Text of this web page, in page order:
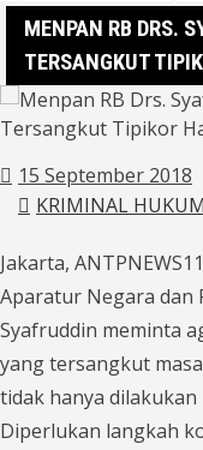
MENPAN RB DRS.
TERSANGKUT
15 September 2018
KRIMINAL HUKUM
Jakarta,
Aparatur Negara dan
Syafruddin meminta
yang tersangkut
tidak hanya
Diperlukan langkah